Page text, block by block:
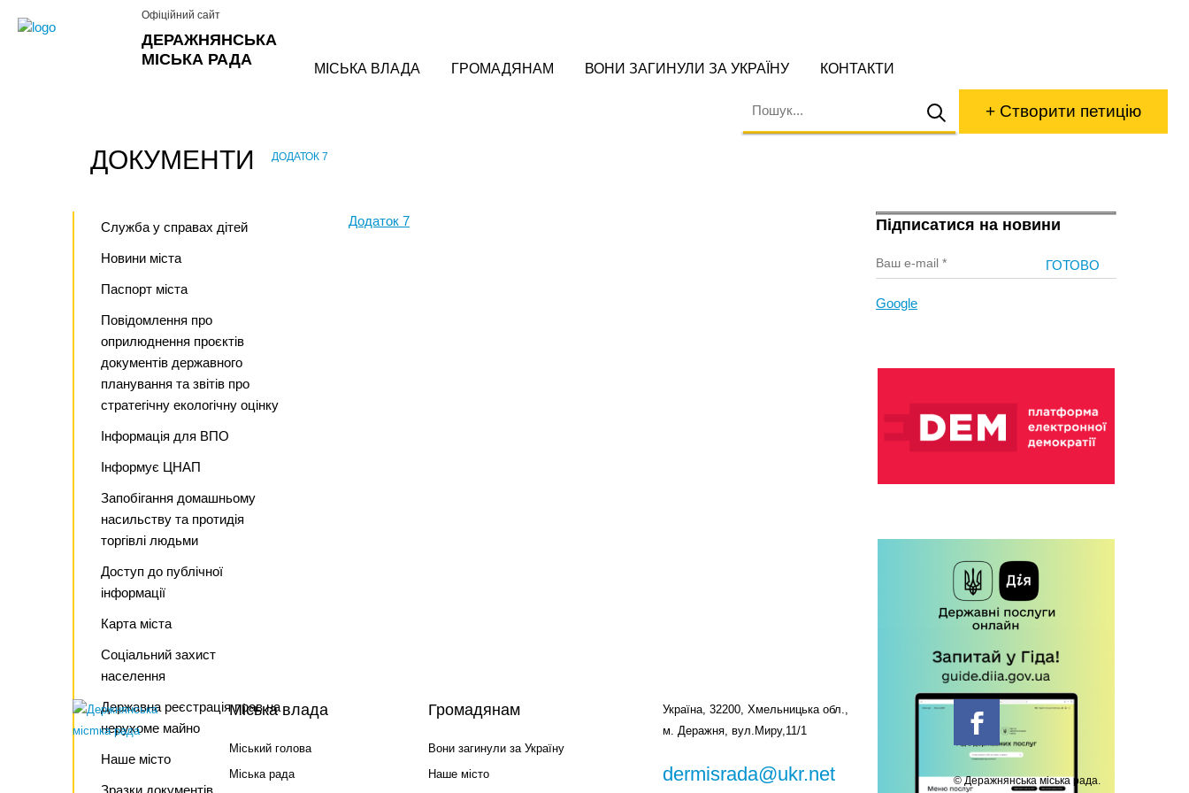
ДЕРАЖНЯНСЬКА
МІСЬКА РАДА
Офіційний сайт
МІСЬКА ВЛАДА ГРОМАДЯНАМ ВОНИ ЗАГИНУЛИ ЗА УКРАЇНУ КОНТАКТИ
+ Створити петицію
ДОКУМЕНТИ ДОДАТОК 7
Служба у справах дітей
Новини міста
Паспорт міста
Повідомлення про
оприлюднення проєктів
документів державного
планування та звітів про
стратегічну екологічну оцінку
Інформація для ВПО
Інформує ЦНАП
Запобігання домашньому
насильству та протидія
торгівлі людьми
Доступ до публічної
інформації
Карта міста
Соціальний захист
населення
Державна реєстрація прав на
нерухоме майно
Наше місто
Зразки документів
Підписатися на новини
Google
Додаток 7
Міська влада
Міський голова
Міська рада
Громадянам
Вони загинули за Україну
Наше місто
Україна, 32200, Хмельницька обл.,
м. Деражня, вул.Миру,11/1
dermisrada@ukr.net
© Деражнянська міська рада.